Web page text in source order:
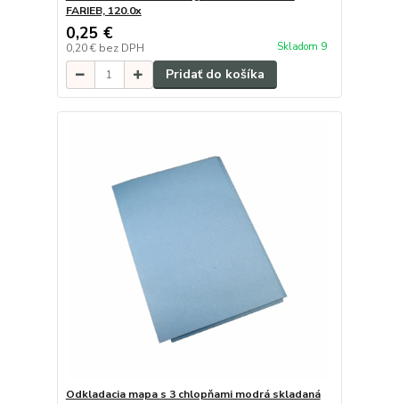
FARIEB, 120.0x
0,25 €
0,20 € bez DPH Skladom 9
Pridať do košíka
Odkladacia mapa s 3 chlopňami modrá skladaná